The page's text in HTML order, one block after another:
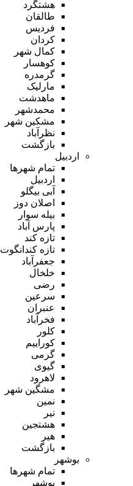
هشتگرد
طالقان
فردیس
کردان
کمال شهر
کوهسار
گرمدره
مارلیک
ماهدشت
محمدشهر
مشکین شهر
نظرآباد
بازگشت
اردبیل
تمام شهر‌ها
اردبیل
آبی بیگلو
اصلان دوز
بیله سوار
پارس آباد
تازه کند
تازه کندانگوت
جعفرآباد
خلخال
رضی
سرعین
عنبران
فخرآباد
کلور
کوراییم
گرمی
گیوی
لاهرود
مشگین شهر
نمین
نیر
هشتجین
هیر
بازگشت
بوشهر
تمام شهر‌ها
بوشهر